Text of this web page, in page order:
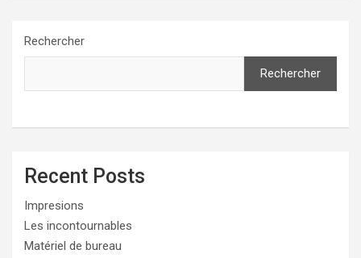
Rechercher
Rechercher
Recent Posts
Impresions
Les incontournables
Matériel de bureau